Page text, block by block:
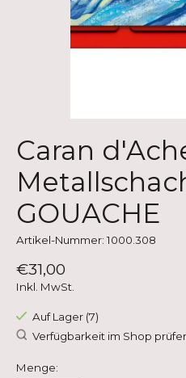
Caran
GOUACHE
Artikel-Nummer: 1000.308
€31,00
Inkl. MwSt.
Auf Lager (7)
Verfügbarkeit im Shop
Menge: